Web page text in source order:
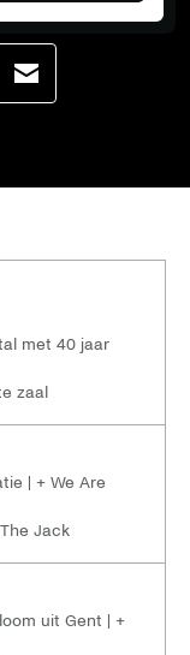
Effenaar
op
met 40 jaar
zaal
| + We Are
Jack
uit Gent | +